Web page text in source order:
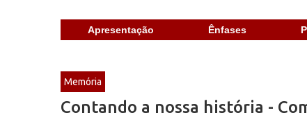
Apresentação Ênfases
Memória
Contando a nossa história -